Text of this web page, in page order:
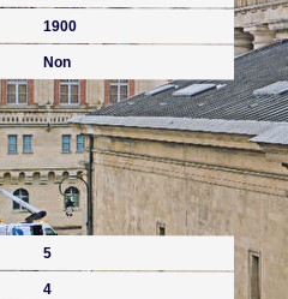
1900
Non
5
4